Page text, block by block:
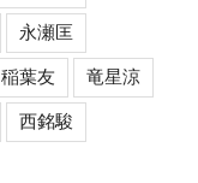
永瀬匡
稲葉友 竜星涼
西銘駿